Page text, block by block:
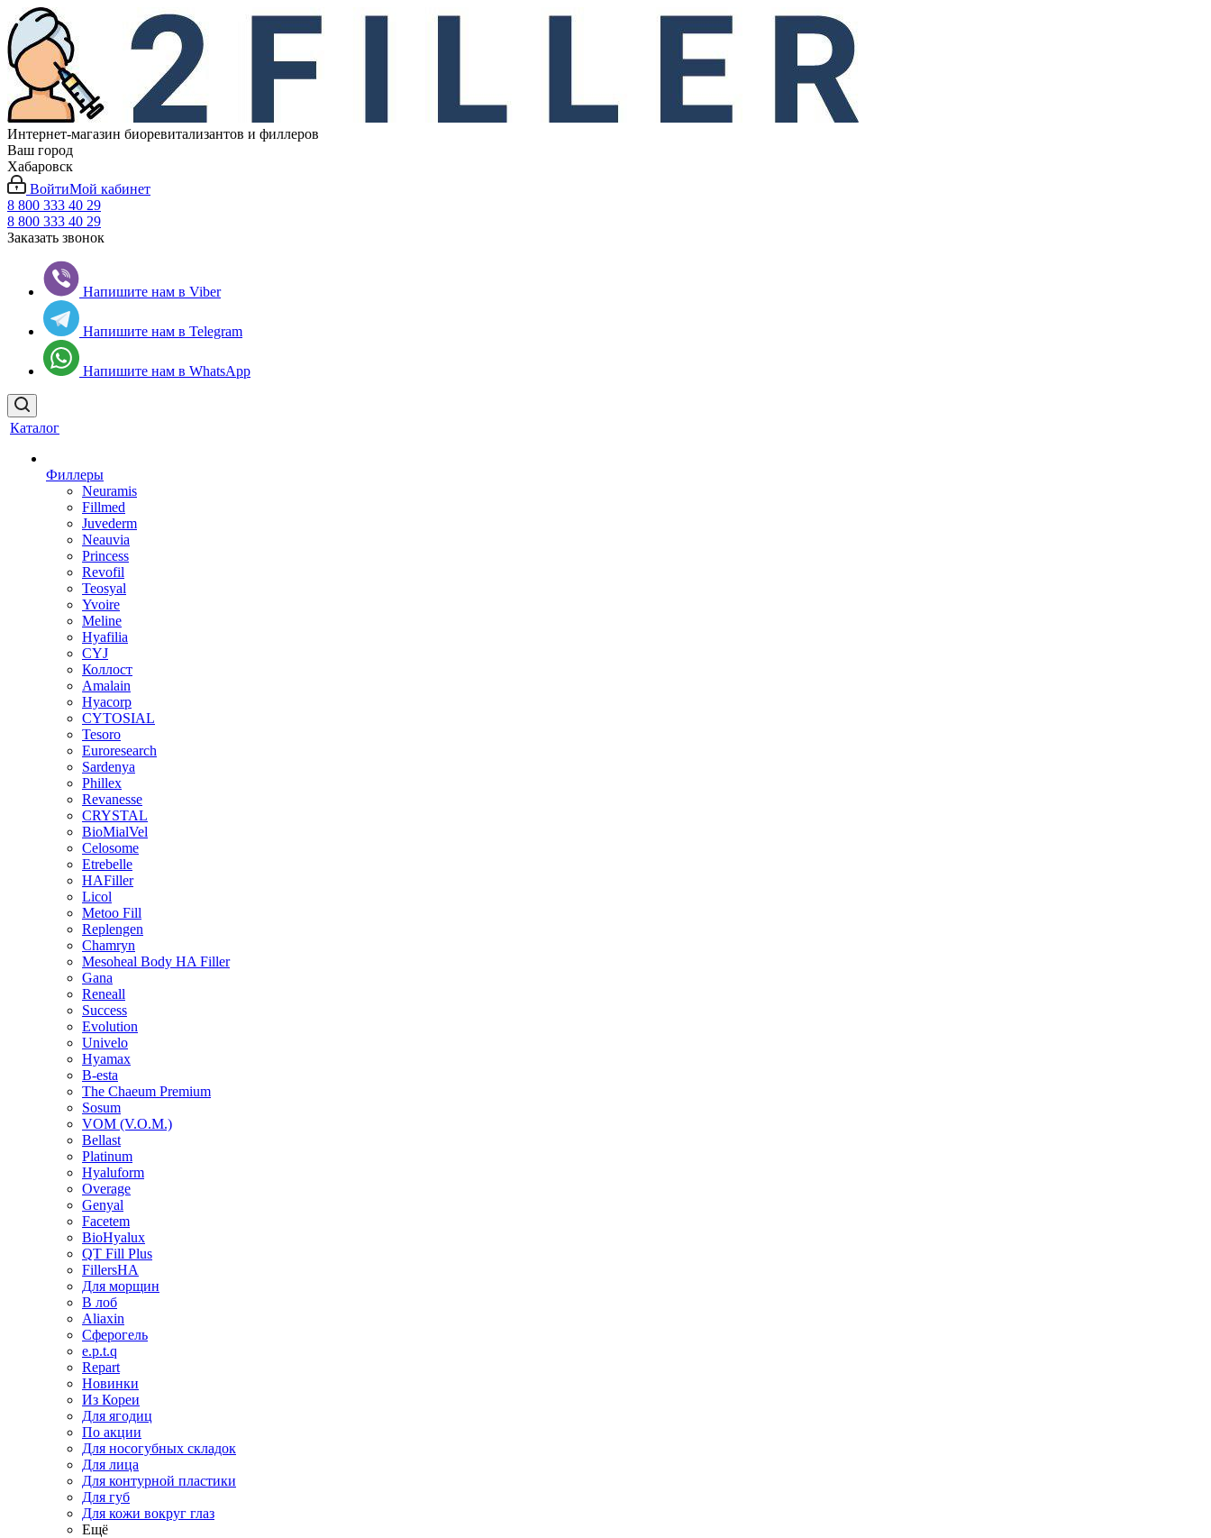
Интернет-магазин биоревитализантов и филлеров
Ваш город
Хабаровск
ВойтиМой кабинет
8 800 333 40 29
8 800 333 40 29
Заказать звонок
Напишите нам в Viber
Напишите нам в Telegram
Напишите нам в WhatsApp
Каталог
Филлеры
Neuramis
Fillmed
Juvederm
Neauvia
Princess
Revofil
Teosyal
Yvoire
Meline
Hyafilia
CYJ
Коллост
Amalain
Hyacorp
CYTOSIAL
Tesoro
Euroresearch
Sardenya
Phillex
Revanesse
CRYSTAL
BioMialVel
Celosome
Etrebelle
HAFiller
Licol
Metoo Fill
Replengen
Chamryn
Mesoheal Body HA Filler
Gana
Reneall
Success
Evolution
Univelo
Hyamax
B-esta
The Chaeum Premium
Sosum
VOM (V.O.M.)
Bellast
Platinum
Hyaluform
Overage
Genyal
Facetem
BioHyalux
QT Fill Plus
FillersHA
Для морщин
В лоб
Aliaxin
Сферогель
e.p.t.q
Repart
Новинки
Из Кореи
Для ягодиц
По акции
Для носогубных складок
Для лица
Для контурной пластики
Для губ
Для кожи вокруг глаз
Ещё